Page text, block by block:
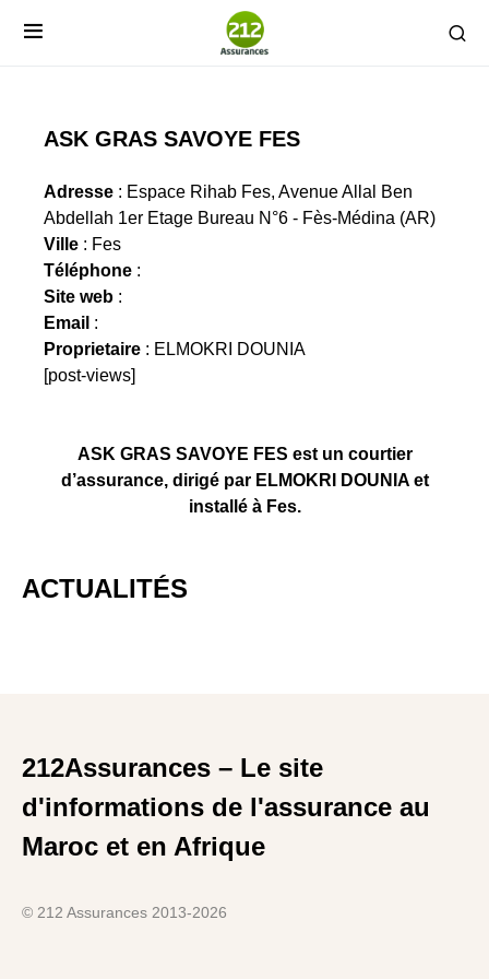
ASK GRAS SAVOYE FES
Adresse : Espace Rihab Fes, Avenue Allal Ben
Abdellah 1er Etage Bureau N°6 - Fès-Médina (AR)
Ville : Fes
Téléphone :
Site web :
Email :
Proprietaire : ELMOKRI DOUNIA
[post-views]
ASK GRAS SAVOYE FES est un courtier
d’assurance, dirigé par ELMOKRI DOUNIA et
installé à Fes.
ACTUALITÉS
212Assurances – Le site
d'informations de l'assurance au
Maroc et en Afrique
© 212 Assurances 2013-2026